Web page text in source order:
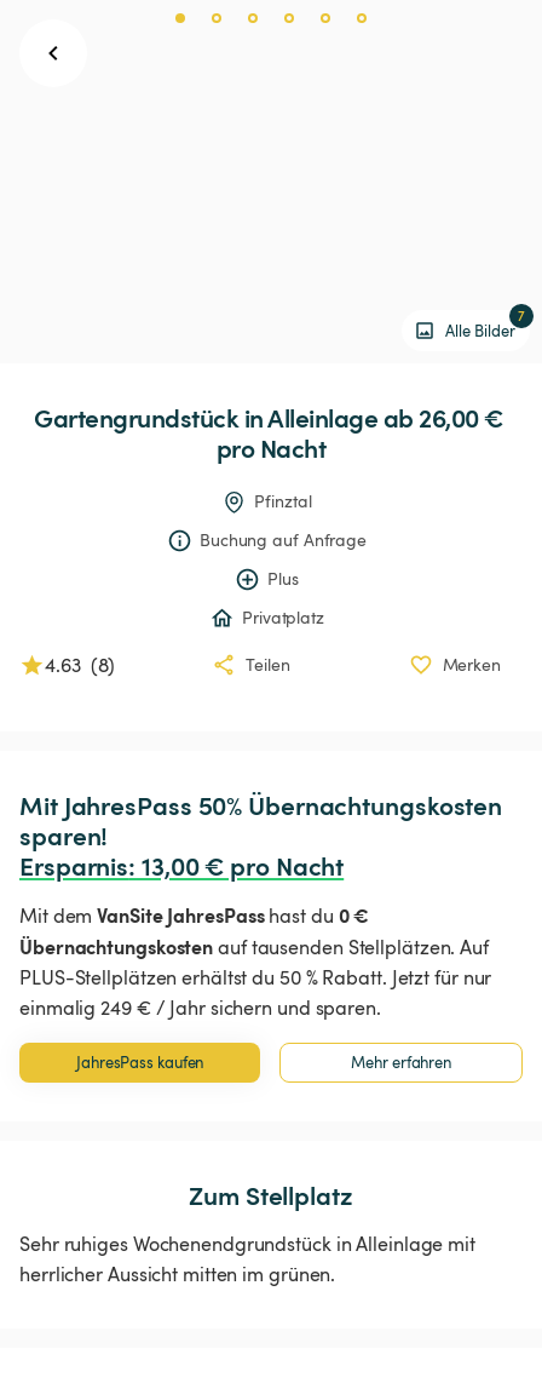
Alle Bilder
7
Gartengrundstück inAlleinlage ab 26,00 €
pro Nacht
Pfinztal
Buchung auf Anfrage
Plus
Privatplatz
4.63 (8) Teilen Merken
Mit JahresPass 50% Übernachtungskosten
Ersparnis: 13,00 € pro Nacht
Mit demVanSite JahresPasshast du 0 €
Übernachtungskostenauf tausenden Stellplätzen. Auf
PLUS-Stellplätzen erhältst du 50 % Rabatt. Jetzt für nur
einmalig 249 € / Jahr sichern und sparen.
JahresPass kaufen Mehr erfahren
Zum Stellplatz
Sehr ruhiges Wochenendgrundstück in Alleinlage mit
herrlicher Aussicht mitten im grünen.